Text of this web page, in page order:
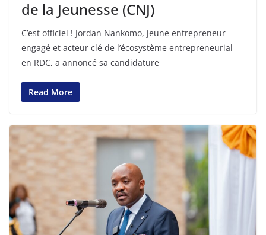
de la Jeunesse (CNJ)
C’est officiel ! Jordan Nankomo, jeune entrepreneur
engagé et acteur clé de l’écosystème entrepreneurial
en RDC, a annoncé sa candidature
Read More